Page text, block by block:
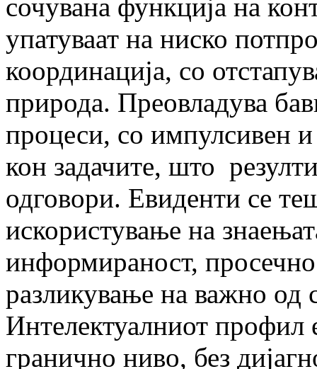
сочувана функција на
упатуваат на ниско
координација, со
природа. Преовладува
процеси, со импулсивен
кон задачите, што
одговори. Евиденти се
искористување на
информираност,
разликување на важно од
Интелектуалниот профил
гранично ниво, без